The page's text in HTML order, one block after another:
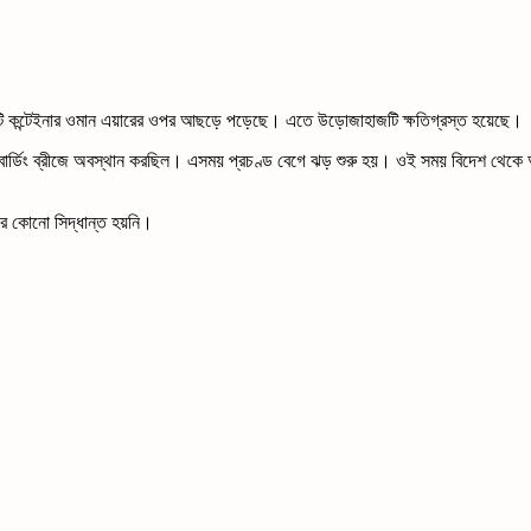
কন্টেইনার ওমান এয়ারের ওপর আছড়ে পড়েছে। এতে উড়োজাহাজটি ক্ষতিগ্রস্ত হয়েছে।
ব্রীজে অবস্থান করছিল। এসময় প্রচণ্ড বেগে ঝড় শুরু হয়। ওই সময় বিদেশ থেকে আসা
কোনো সিদ্ধান্ত হয়নি।